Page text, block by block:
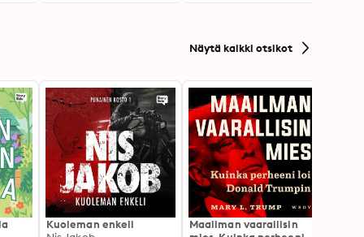
Näytä kaikki otsikot
Kuoleman enkeli
Maailman vaarallisin